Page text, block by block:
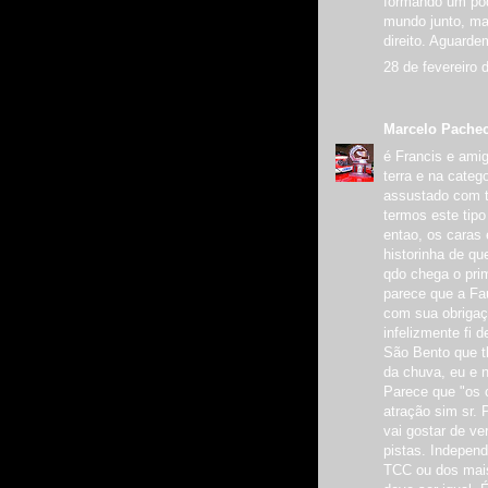
mundo junto,
direito.
28 de fevereiro
Marcelo
é Francis e
terra e na
assustado com
termos este
entao, os caras
historinha de
qdo chega o
parece que a
com sua
infelizmente fi
São Bento que
da chuva, eu e
Parece que "os
atração sim sr.
vai gostar de
pistas.
TCC ou dos